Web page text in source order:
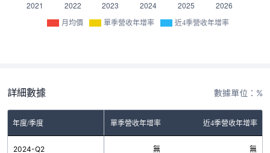
月均價 單季營收年增率 近4季營收年增率
詳細數據 數據單位：%
年度/季度 單季營收年增率 近4季營收年增率
2024-Q2 無 無